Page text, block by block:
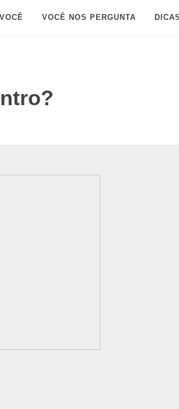
VOCÊ NOS PERGUNTA